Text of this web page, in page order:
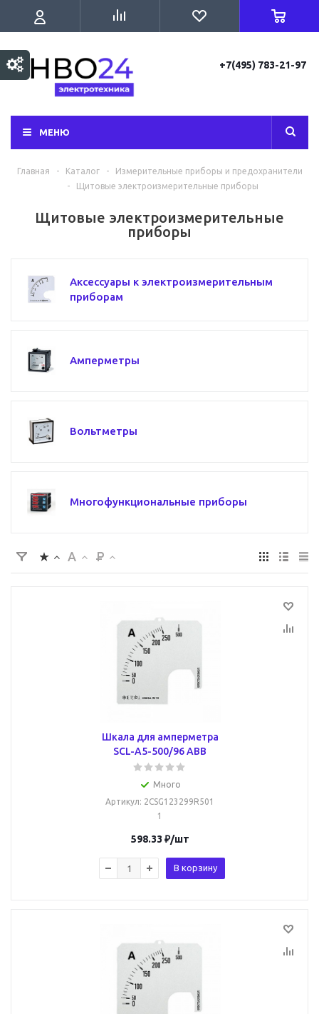
+7(495) 783-21-97
МЕНЮ
Главная - Каталог -
Измерительные приборы и предохранители
-
Щитовые электроизмерительные приборы
Щитовые электроизмерительные
приборы
Аксессуары к электроизмерительным
приборам
Амперметры
Вольтметры
Многофункциональные приборы
Шкала для амперметра
SCL-A5-500/96 ABB
Много
Артикул: 2CSG123299R501
1
598.33 ₽/шт
В корзину